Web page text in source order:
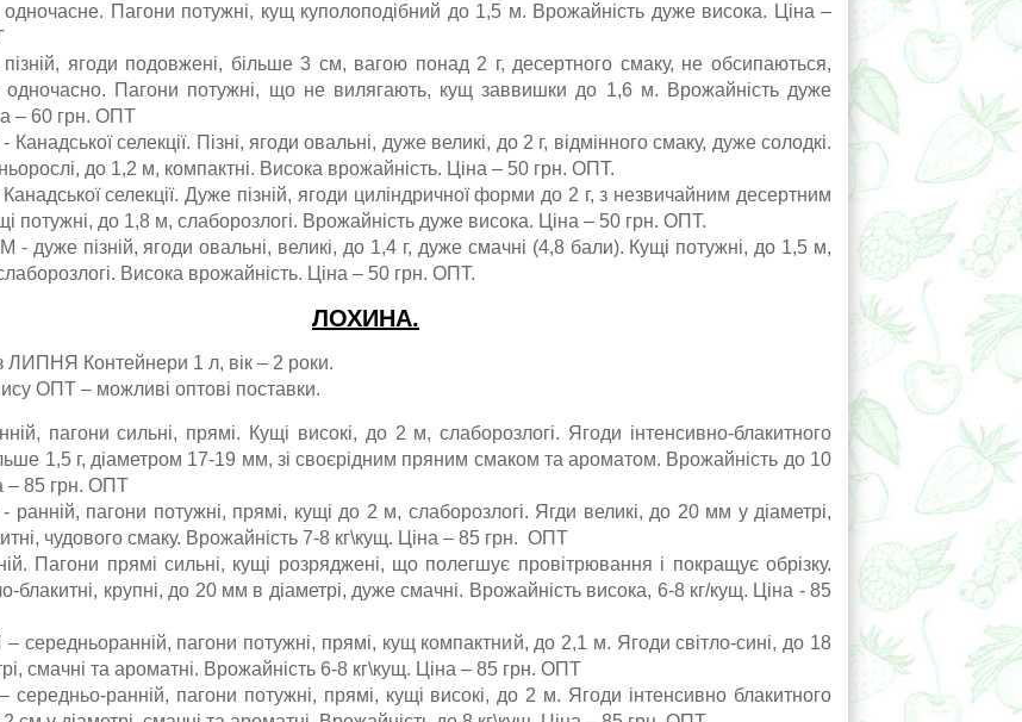
одночасне. Пагони потужні, кущ куполоподібний до 1,5 м. Врожайність дуже висока. Ціна –
ягоди подовжені, більше 3 см, вагою понад 2 г, десертного смаку, не обсипаються,
одночасно. Пагони потужні, що не вилягають, кущ заввишки до 1,6 м. Врожайність дуже
– 60 грн. ОПТ
селекції. Пізні, ягоди овальні, дуже великі, до 2 г, відмінного смаку, дуже солодкі.
до 1,2 м, компактні. Висока врожайність. Ціна – 50 грн. ОПТ.
селекції. Дуже пізній, ягоди циліндричної форми до 2 г, з незвичайним десертним
потужні, до 1,8 м, слаборозлогі. Врожайність дуже висока. Ціна – 50 грн. ОПТ.
- дуже пізній, ягоди овальні, великі, до 1,4 г, дуже смачні (4,8 бали). Кущі потужні, до 1,5 м,
Висока врожайність. Ціна – 50 грн. ОПТ.
ЛОХИНА.
ЛИПНЯ Контейнери 1 л, вік – 2 роки.
ОПТ – можливі оптові поставки.
пагони сильні, прямі. Кущі високі, до 2 м, слаборозлогі. Ягоди інтенсивно-блакитного
1,5 г, діаметром 17-19 мм, зі своєрідним пряним смаком та ароматом. Врожайність до 10
– 85 грн. ОПТ
пагони потужні, прямі, кущі до 2 м, слаборозлогі. Ягди великі, до 20 мм у діаметрі,
чудового смаку. Врожайність 7-8 кг\кущ. Ціна – 85 грн. ОПТ
Пагони прямі сильні, кущі розряджені, що полегшує провітрювання і покращує обрізку.
блакитні, крупні, до 20 мм в діаметрі, дуже смачні. Врожайність висока, 6-8 кг/кущ. Ціна - 85
пагони потужні, прямі, кущ компактний, до 2,1 м. Ягоди світло-сині, до 18
смачні та ароматні. Врожайність 6-8 кг\кущ. Ціна – 85 грн. ОПТ
ранній, пагони потужні, прямі, кущі високі, до 2 м. Ягоди інтенсивно блакитного